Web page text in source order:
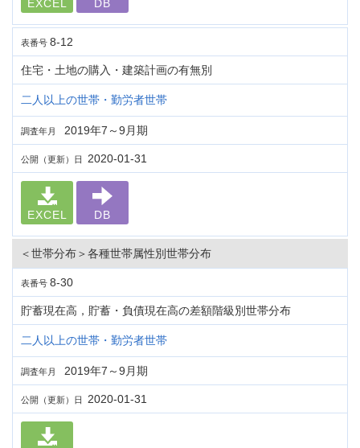
EXCEL DB
表番号 8-12
住宅・土地の購入・建築計画の有無別
二人以上の世帯・勤労者世帯
調査年月 2019年7～9月期
公開（更新）日 2020-01-31
EXCEL DB
＜世帯分布＞各種世帯属性別世帯分布
表番号 8-30
貯蓄現在高，貯蓄・負債現在高の差額階級別世帯分布
二人以上の世帯・勤労者世帯
調査年月 2019年7～9月期
公開（更新）日 2020-01-31